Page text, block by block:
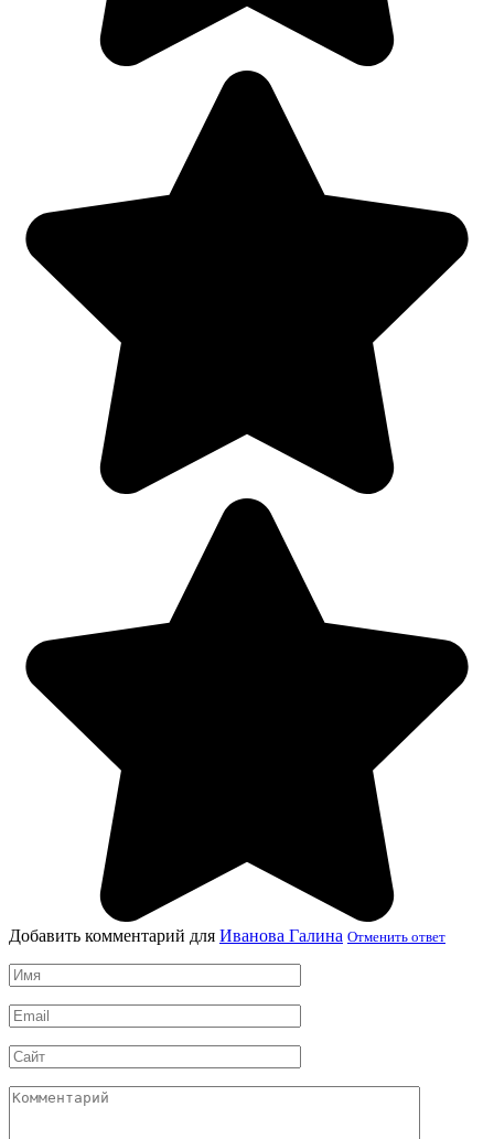
Добавить комментарий для Иванова Галина Отменить ответ
Имя
*
Email
*
Сайт
Комментарий